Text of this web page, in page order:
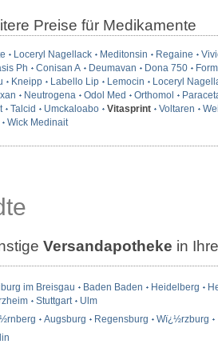
Preise für Medikamente
Loceryl Nagellack Meditonsin Regaine
Ph Conisan A Deumavan Dona 750
Kneipp Labello Lip Lemocin
Loceryl
Neutrogena Odol Med Orthomol
Talcid Umckaloabo Vitasprint Voltaren
Wick Medinait
Versandapotheke in
im Breisgau Baden Baden Heidelberg
Stuttgart
Ulm
Augsburg Regensburg Wï¿½rzburg